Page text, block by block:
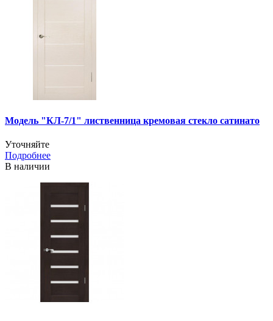
Модель "КЛ-7/1" лиственница кремовая стекло сатинато
Уточняйте
Подробнее
В наличии